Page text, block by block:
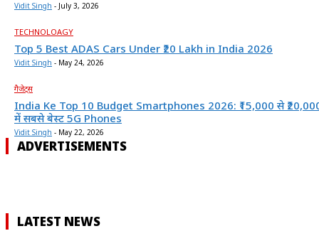
Vidit Singh - July 3, 2026
TECHNOLOAGY
Top 5 Best ADAS Cars Under ₹20 Lakh in India 2026
Vidit Singh - May 24, 2026
गैजेट्स
India Ke Top 10 Budget Smartphones 2026: ₹15,000 से
में सबसे बेस्ट 5G Phones
Vidit Singh - May 22, 2026
ADVERTISEMENTS
LATEST NEWS